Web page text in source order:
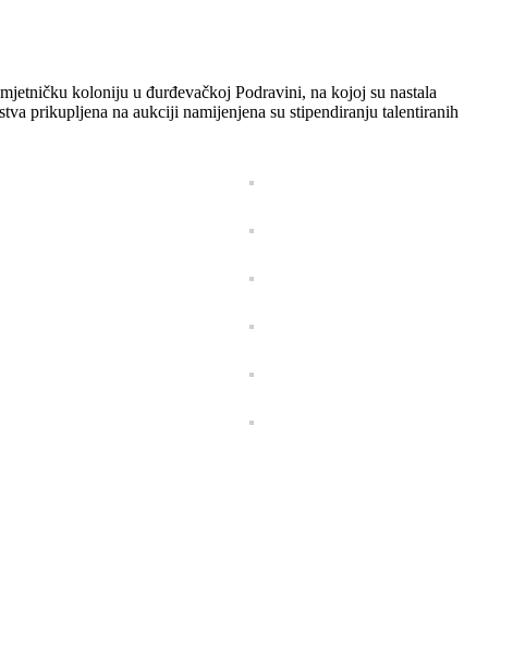
koloniju u đurđevačkoj Podravini, na kojoj su nastala
prikupljena na aukciji namijenjena su stipendiranju talentiranih